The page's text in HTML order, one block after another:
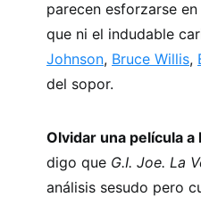
parecen esforzarse
que ni el indudable
Johnson, Bruce Willis,
del sopor.
Olvidar una película
digo que G.I. Joe. La
análisis sesudo pero